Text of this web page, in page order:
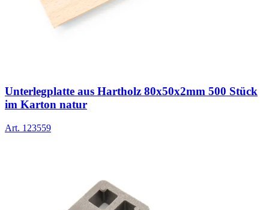
Unterlegplatte aus Hartholz 80x50x2mm 500 Stück
im Karton natur
Art. 123559